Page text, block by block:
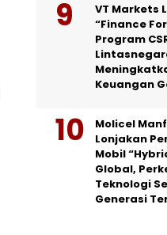
VT Markets
“Finance
Program
Keuangan
Molicel
Lonjakan
Mobil
Global,
Teknologi
Generasi